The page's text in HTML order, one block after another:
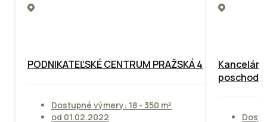
PODNIKATEĽSKÉ CENTRUM PRAŽSKÁ 4
Dostupné výmery: 18 - 350 m²
od 01.02.2022
poschodie